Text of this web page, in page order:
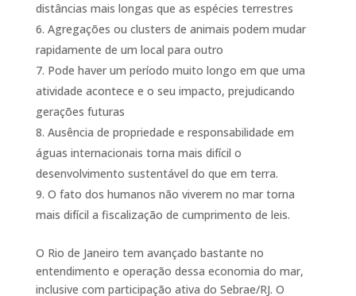
distâncias mais longas que as espécies terrestres
Agregações ou clusters de animais podem mudar
rapidamente de um local para outro
Pode haver um período muito longo em que uma
atividade acontece e o seu impacto, prejudicando
gerações futuras
Ausência de propriedade e responsabilidade em
águas internacionais torna mais difícil o
desenvolvimento sustentável do que em terra.
O fato dos humanos não viverem no mar torna
mais difícil a fiscalização de cumprimento de leis.
O Rio de Janeiro tem avançado bastante no
entendimento e operação dessa economia do mar,
inclusive com participação ativa do Sebrae/RJ. O